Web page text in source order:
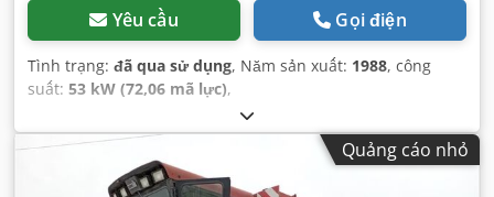
Yêu cầu Gọi điện
Tình trạng: đã qua sử dụng, Năm sản xuất: 1988, công
suất: 53 kW (72,06 mã lực),
Quảng cáo nhỏ